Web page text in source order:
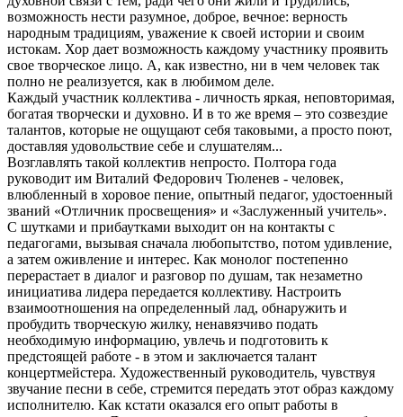
возможность нести разумное, доброе, вечное: верность
народным традициям, уважение к своей истории и своим
истокам. Хор дает возможность каждому участнику проявить
свое творческое лицо. А, как известно, ни в чем человек так
полно не реализуется, как в любимом деле.
Каждый участник коллектива - личность яркая, неповторимая,
богатая творчески и духовно. И в то же время – это созвездие
талантов, которые не ощущают себя таковыми, а просто поют,
доставляя удовольствие себе и слушателям...
Возглавлять такой коллектив непросто. Полтора года
руководит им Виталий Федорович Тюленев - человек,
влюбленный в хоровое пение, опытный педагог, удостоенный
званий «Отличник просвещения» и «Заслуженный учитель».
С шутками и прибаутками выходит он на контакты с
педагогами, вызывая сначала любопытство, потом удивление,
а затем оживление и интерес. Как монолог постепенно
перерастает в диалог и разговор по душам, так незаметно
инициатива лидера передается коллективу. Настроить
взаимоотношения на определенный лад, обнаружить и
пробудить творческую жилку, ненавязчиво подать
необходимую информацию, увлечь и подготовить к
предстоящей работе - в этом и заключается талант
концертмейстера. Художественный руководитель, чувствуя
звучание песни в себе, стремится передать этот образ каждому
исполнителю. Как кстати оказался его опыт работы в